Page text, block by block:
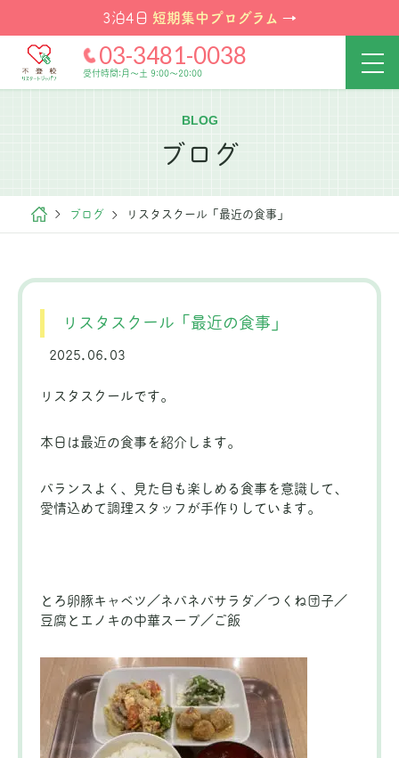
3泊4日 短期集中プログラム →
03-3481-0038
受付時間:月～土 9:00～20:00
BLOG
ブログ
ブログ リスタスクール「最近の食事」
リスタスクール「最近の食事」
2025.06.03
リスタスクールです。
本日は最近の食事を紹介します。
バランスよく、見た目も楽しめる食事を意識して、
愛情込めて調理スタッフが手作りしています。
とろ卵豚キャベツ／ネバネバサラダ／つくね団子／
豆腐とエノキの中華スープ／ご飯